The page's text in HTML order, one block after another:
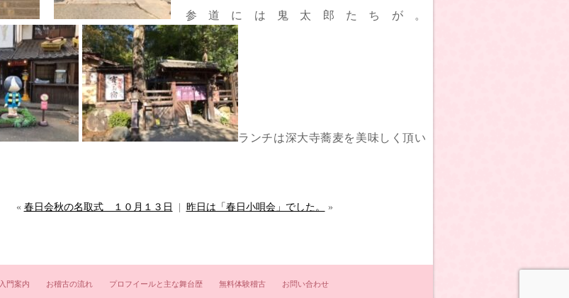
参道には鬼太郎たちが。
ランチは深大寺蕎麦を美味しく頂い
« 春日会秋の名取式 １０月１３日 昨日は「春日小唄会」でした。 »
入門案内 お稽古の流れ プロフイールと主な舞台歴 無料体験稽古 お問い合わせ